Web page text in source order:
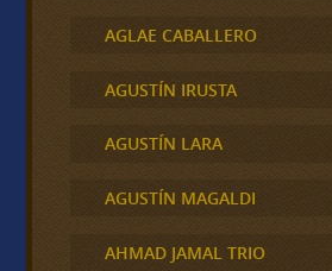
AGLAE CABALLERO
AGUSTÍN IRUSTA
AGUSTÍN LARA
AGUSTÍN MAGALDI
AHMAD JAMAL TRIO